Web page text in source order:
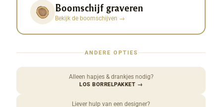
Boomschijf graveren
Bekijk de boomschijven →
ANDERE OPTIES
Alleen hapjes & drankjes nodig?
LOS BORRELPAKKET →
Liever hulp van een designer?